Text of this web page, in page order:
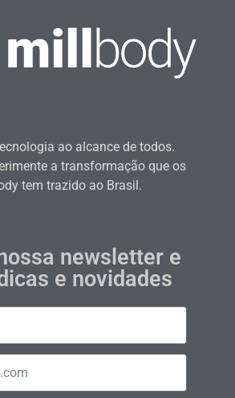
ao alcance de todos.
a transformação que os
tem trazido ao Brasil.
newsletter e
e novidades